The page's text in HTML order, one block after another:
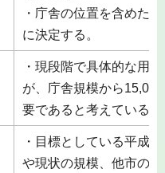
・庁舎の位置を含めた
に決定する。
・現段階で具体的な用
が、庁舎規模から
要であると考えている。
・目標としている平成
や現状の規模、他市の